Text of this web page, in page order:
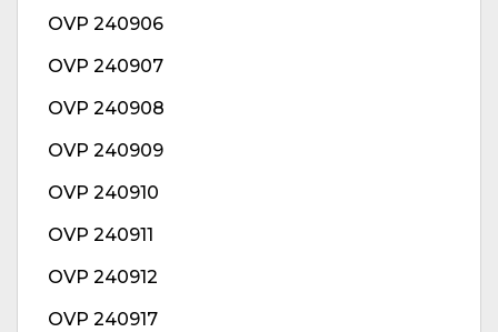
OVP 240906
OVP 240907
OVP 240908
OVP 240909
OVP 240910
OVP 240911
OVP 240912
OVP 240917